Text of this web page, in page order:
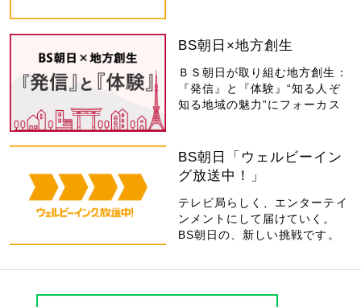
BS朝日×地方創生
ＢＳ朝日が取り組む地方創生：
『発信』と『体験』“知る人ぞ
知る地域の魅力”にフォーカス
BS朝日「ウェルビーイン
グ放送中！」
テレビ局らしく、エンターテイ
ンメントにして届けていく。
BS朝日の、新しい挑戦です。